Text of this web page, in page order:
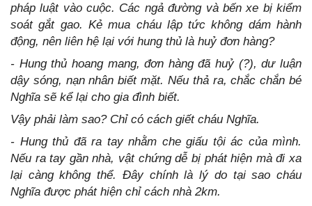
pháp luật vào cuộc. Các ngả đường và bến xe bị kiểm
soát gắt gao. Kẻ mua cháu lập tức không dám hành
động, nên liên hệ lại với hung thủ là huỷ đơn hàng?
- Hung thủ hoang mang, đơn hàng đã huỷ (?), dư luận
dậy sóng, nạn nhân biết mặt. Nếu thả ra, chắc chắn bé
Nghĩa sẽ kể lại cho gia đình biết.
Vậy phải làm sao? Chỉ có cách giết cháu Nghĩa.
- Hung thủ đã ra tay nhằm che giấu tội ác của mình.
Nếu ra tay gần nhà, vật chứng dễ bị phát hiện mà đi xa
lại càng không thể. Đây chính là lý do tại sao cháu
Nghĩa được phát hiện chỉ cách nhà 2km.